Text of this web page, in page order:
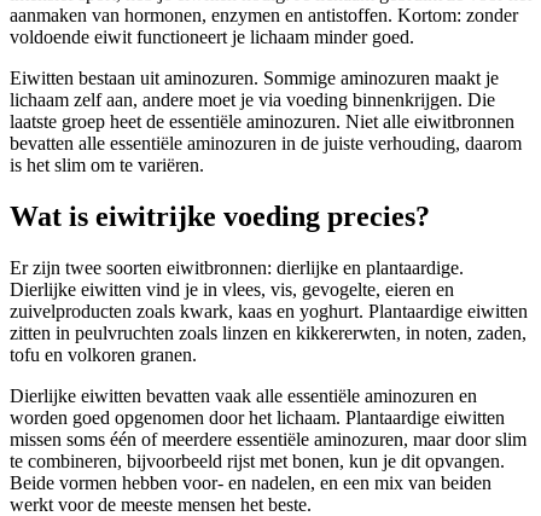
aanmaken van hormonen, enzymen en antistoffen. Kortom: zonder
voldoende eiwit functioneert je lichaam minder goed.
Eiwitten bestaan uit aminozuren. Sommige aminozuren maakt je
lichaam zelf aan, andere moet je via voeding binnenkrijgen. Die
laatste groep heet de essentiële aminozuren. Niet alle eiwitbronnen
bevatten alle essentiële aminozuren in de juiste verhouding, daarom
is het slim om te variëren.
Wat is eiwitrijke voeding precies?
Er zijn twee soorten eiwitbronnen: dierlijke en plantaardige.
Dierlijke eiwitten vind je in vlees, vis, gevogelte, eieren en
zuivelproducten zoals kwark, kaas en yoghurt. Plantaardige eiwitten
zitten in peulvruchten zoals linzen en kikkererwten, in noten, zaden,
tofu en volkoren granen.
Dierlijke eiwitten bevatten vaak alle essentiële aminozuren en
worden goed opgenomen door het lichaam. Plantaardige eiwitten
missen soms één of meerdere essentiële aminozuren, maar door slim
te combineren, bijvoorbeeld rijst met bonen, kun je dit opvangen.
Beide vormen hebben voor- en nadelen, en een mix van beiden
werkt voor de meeste mensen het beste.